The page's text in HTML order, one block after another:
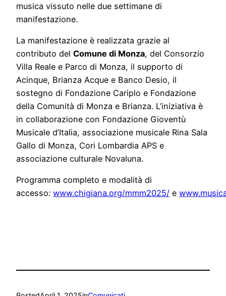
musica vissuto nelle due settimane di
manifestazione.
La manifestazione è realizzata grazie al
contributo del Comune di Monza, del Consorzio
Villa Reale e Parco di Monza, il supporto di
Acinque, Brianza Acque e Banco Desio, il
sostegno di Fondazione Cariplo e Fondazione
della Comunità di Monza e Brianza. L’iniziativa è
in collaborazione con Fondazione Gioventù
Musicale d’Italia, associazione musicale Rina Sala
Gallo di Monza, Cori Lombardia APS e
associazione culturale Novaluna.
Programma completo e modalità di
accesso: www.chigiana.org/mmm2025/ e